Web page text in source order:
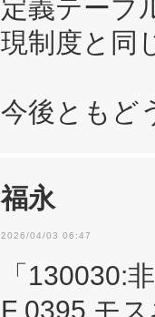
定義テーブ
現制度と同
今後ともど
福永
2026/04/03 06:47
「130030:
F 0395 モ